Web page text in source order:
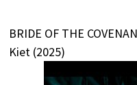
BRIDE OF THE
Kiet (2025)